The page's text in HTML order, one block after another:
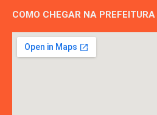
COMO CHEGAR NA PREFEITURA